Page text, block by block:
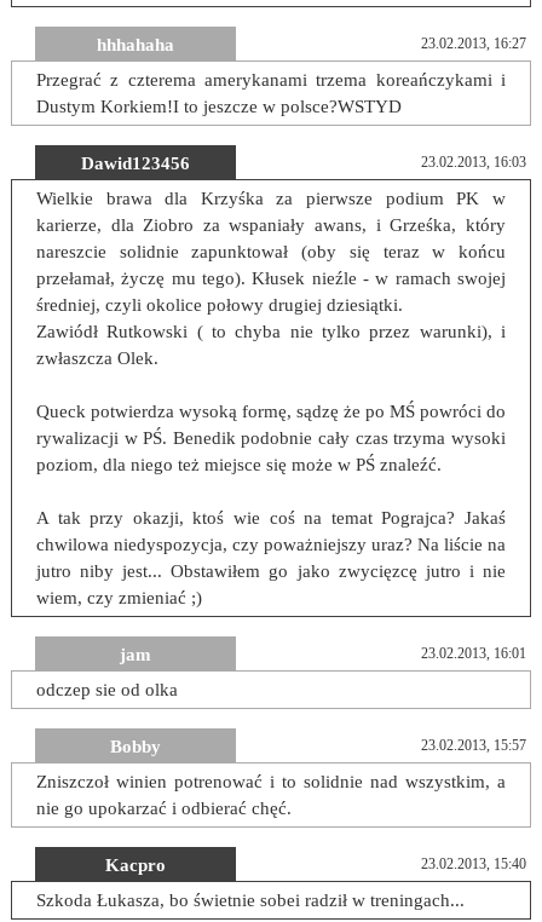
hhhahaha 23.02.2013, 16:27
Przegrać z czterema amerykanami trzema koreańczykami i
Dustym Korkiem!I to jeszcze w polsce?WSTYD
Dawid123456 23.02.2013, 16:03
Wielkie brawa dla Krzyśka za pierwsze podium PK w
karierze, dla Ziobro za wspaniały awans, i Grześka, który
nareszcie solidnie zapunktował (oby się teraz w końcu
przełamał, życzę mu tego). Kłusek nieźle - w ramach swojej
średniej, czyli okolice połowy drugiej dziesiątki.
Zawiódł Rutkowski ( to chyba nie tylko przez warunki), i
zwłaszcza Olek.
Queck potwierdza wysoką formę, sądzę że po MŚ powróci do
rywalizacji w PŚ. Benedik podobnie cały czas trzyma wysoki
poziom, dla niego też miejsce się może w PŚ znaleźć.
A tak przy okazji, ktoś wie coś na temat Pograjca? Jakaś
chwilowa niedyspozycja, czy poważniejszy uraz? Na liście na
jutro niby jest... Obstawiłem go jako zwycięzcę jutro i nie
wiem, czy zmieniać ;)
jam 23.02.2013, 16:01
odczep sie od olka
Bobby 23.02.2013, 15:57
Zniszczoł winien potrenować i to solidnie nad wszystkim, a
nie go upokarzać i odbierać chęć.
Kacpro 23.02.2013, 15:40
Szkoda Łukasza, bo świetnie sobei radził w treningach...